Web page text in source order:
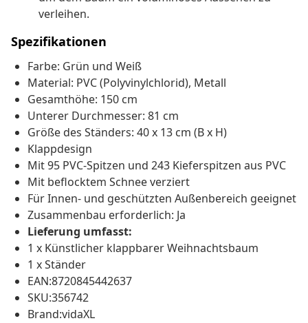
verleihen.
Spezifikationen
Farbe: Grün und Weiß
Material: PVC (Polyvinylchlorid), Metall
Gesamthöhe: 150 cm
Unterer Durchmesser: 81 cm
Größe des Ständers: 40 x 13 cm (B x H)
Klappdesign
Mit 95 PVC-Spitzen und 243 Kieferspitzen aus PVC
Mit beflocktem Schnee verziert
Für Innen- und geschützten Außenbereich geeignet
Zusammenbau erforderlich: Ja
Lieferung umfasst:
1 x Künstlicher klappbarer Weihnachtsbaum
1 x Ständer
EAN:8720845442637
SKU:356742
Brand:vidaXL